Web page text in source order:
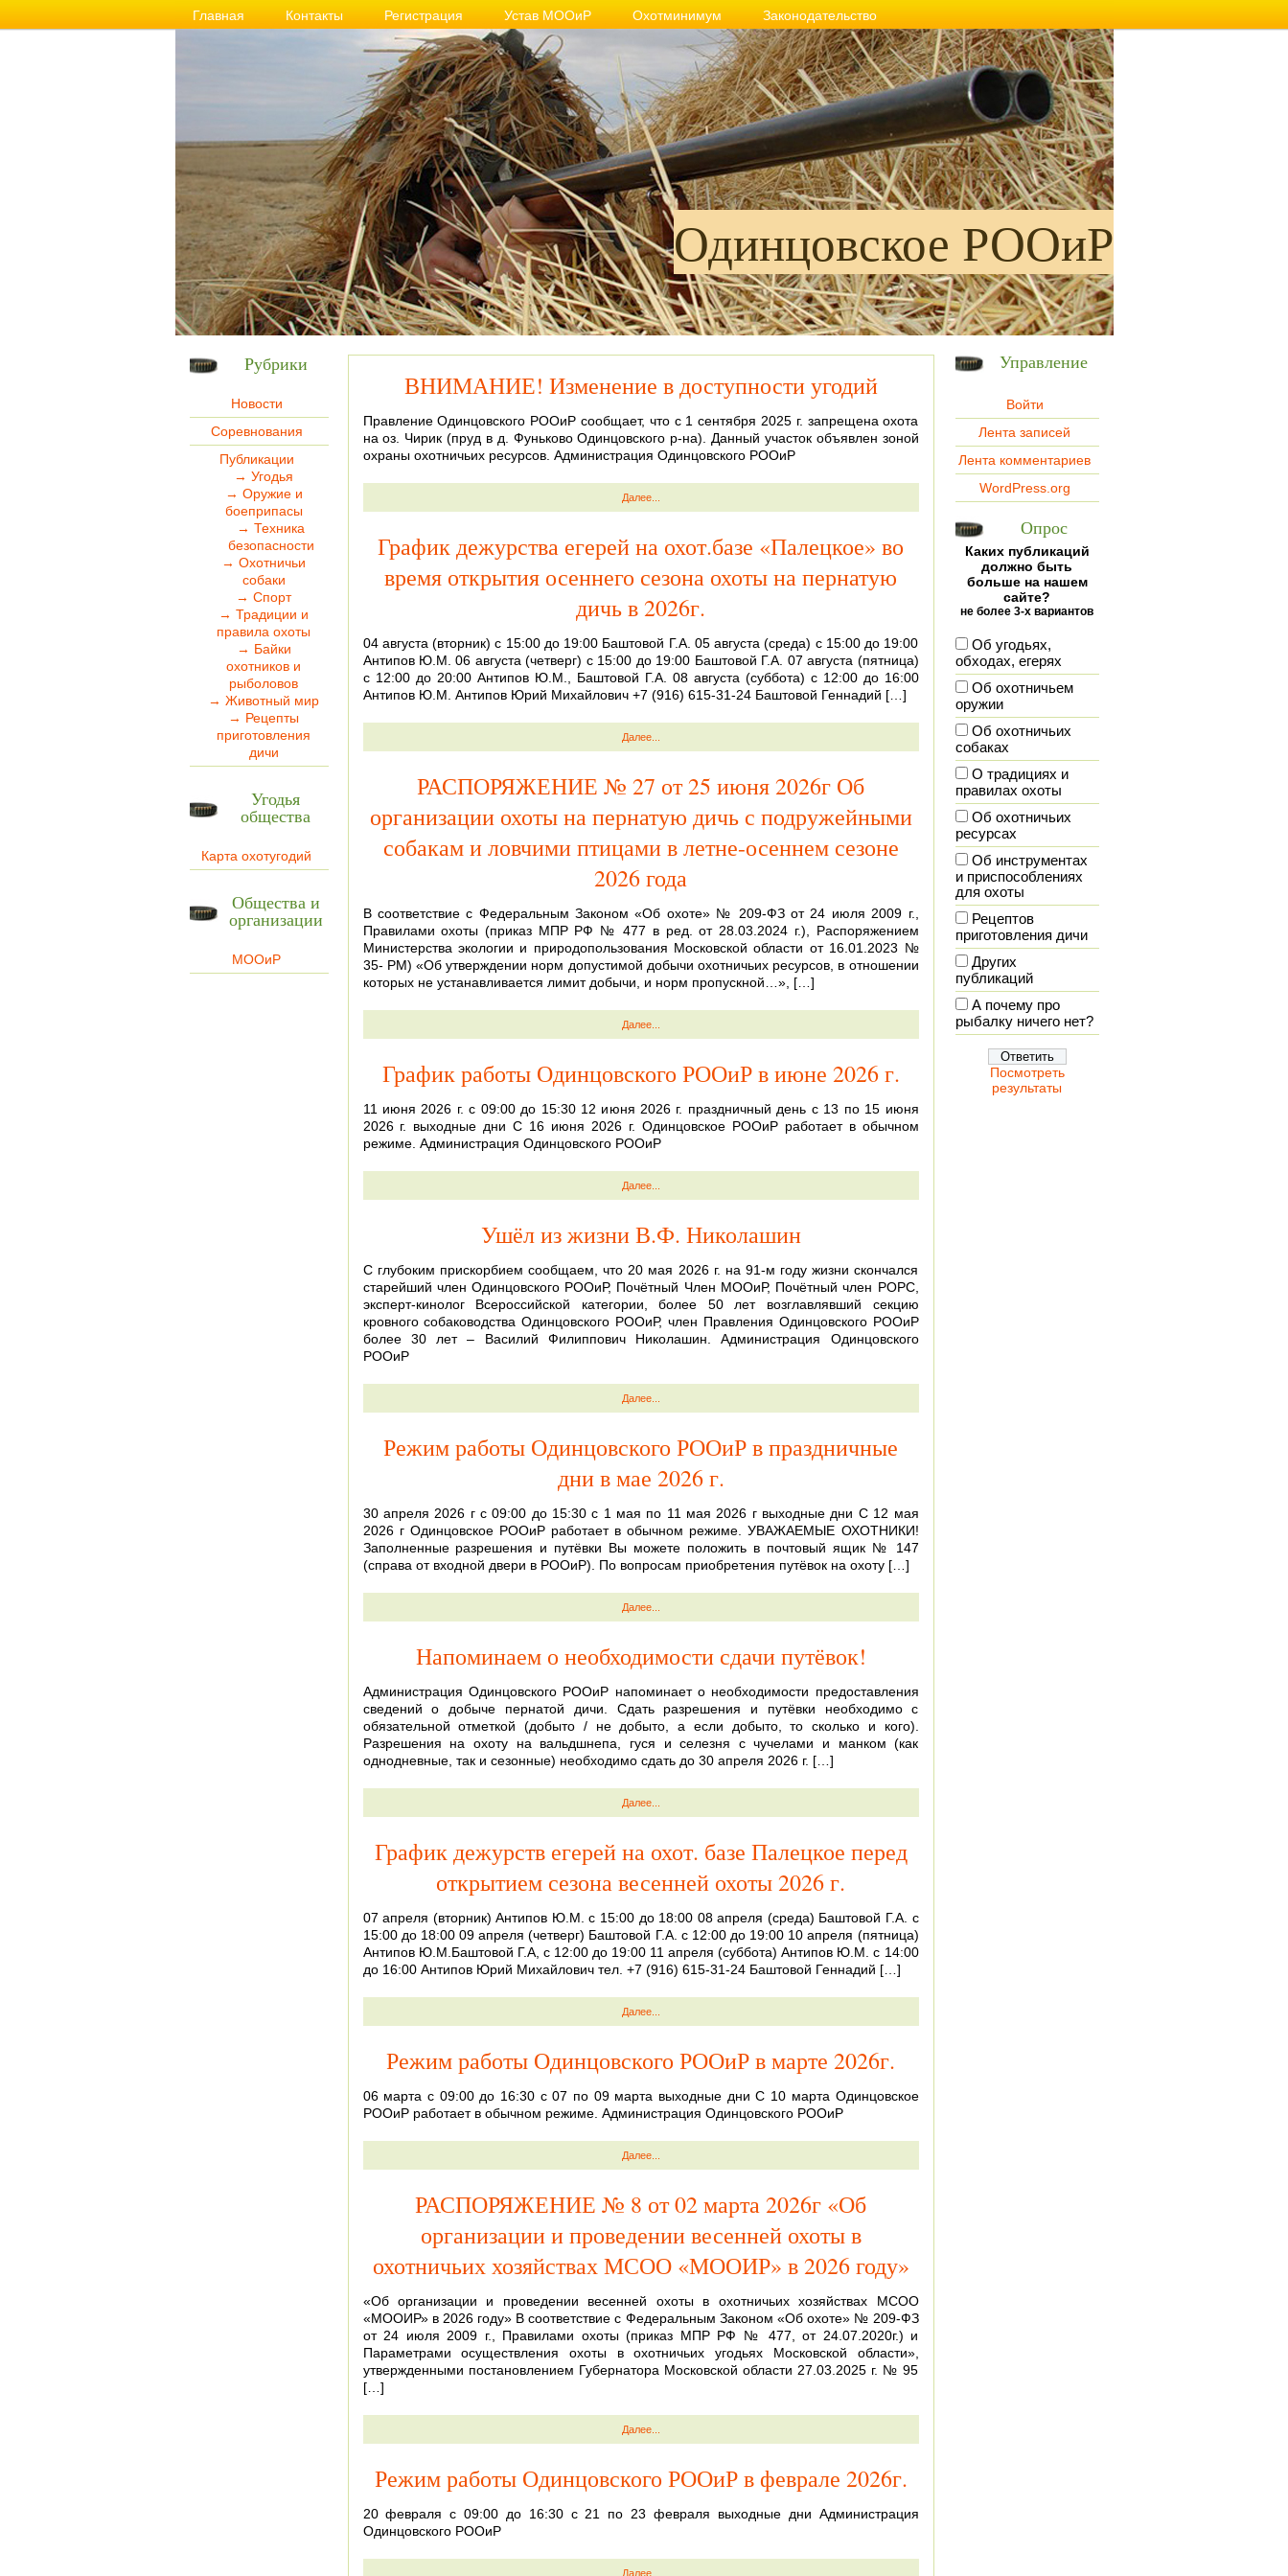
Главная Контакты Регистрация Устав МООиР Охотминимум Законодательство
Одинцовское РООиР
Рубрики
Новости
Соревнования
Публикации
→ Угодья
→ Оружие и
боеприпасы
→ Техника
безопасности
→ Охотничьи
собаки
→ Спорт
→ Традиции и
правила охоты
→ Байки
охотников и
рыболовов
→ Животный мир
→ Рецепты
приготовления
дичи
Угодья
общества
Карта охотугодий
Общества и
организации
МООиР
ВНИМАНИЕ! Изменение в доступности угодий
Правление Одинцовского РООиР сообщает, что с 1 сентября 2025 г. запрещена охота
на оз. Чирик (пруд в д. Фуньково Одинцовского р-на). Данный участок объявлен зоной
охраны охотничьих ресурсов. Администрация Одинцовского РООиР
Далее...
График дежурства егерей на охот.базе «Палецкое» во
время открытия осеннего сезона охоты на пернатую
дичь в 2026г.
04 августа (вторник) с 15:00 до 19:00 Баштовой Г.А. 05 августа (среда) с 15:00 до 19:00
Антипов Ю.М. 06 августа (четверг) с 15:00 до 19:00 Баштовой Г.А. 07 августа (пятница)
с 12:00 до 20:00 Антипов Ю.М., Баштовой Г.А. 08 августа (суббота) с 12:00 до 16:00
Антипов Ю.М. Антипов Юрий Михайлович +7 (916) 615-31-24 Баштовой Геннадий […]
Далее...
РАСПОРЯЖЕНИЕ № 27 от 25 июня 2026г Об
организации охоты на пернатую дичь с подружейными
собакам и ловчими птицами в летне-осеннем сезоне
2026 года
В соответствие с Федеральным Законом «Об охоте» № 209-ФЗ от 24 июля 2009 г.,
Правилами охоты (приказ МПР РФ № 477 в ред. от 28.03.2024 г.), Распоряжением
Министерства экологии и природопользования Московской области от 16.01.2023 №
35- РМ) «Об утверждении норм допустимой добычи охотничьих ресурсов, в отношении
которых не устанавливается лимит добычи, и норм пропускной…», […]
Далее...
График работы Одинцовского РООиР в июне 2026 г.
11 июня 2026 г. с 09:00 до 15:30 12 июня 2026 г. праздничный день с 13 по 15 июня
2026 г. выходные дни С 16 июня 2026 г. Одинцовское РООиР работает в обычном
режиме. Администрация Одинцовского РООиР
Далее...
Ушёл из жизни В.Ф. Николашин
С глубоким прискорбием сообщаем, что 20 мая 2026 г. на 91-м году жизни скончался
старейший член Одинцовского РООиР, Почётный Член МООиР, Почётный член РОРС,
эксперт-кинолог Всероссийской категории, более 50 лет возглавлявший секцию
кровного собаководства Одинцовского РООиР, член Правления Одинцовского РООиР
более 30 лет – Василий Филиппович Николашин. Администрация Одинцовского
РООиР
Далее...
Режим работы Одинцовского РООиР в праздничные
дни в мае 2026 г.
30 апреля 2026 г с 09:00 до 15:30 с 1 мая по 11 мая 2026 г выходные дни С 12 мая
2026 г Одинцовское РООиР работает в обычном режиме. УВАЖАЕМЫЕ ОХОТНИКИ!
Заполненные разрешения и путёвки Вы можете положить в почтовый ящик № 147
(справа от входной двери в РООиР). По вопросам приобретения путёвок на охоту […]
Далее...
Напоминаем о необходимости сдачи путёвок!
Администрация Одинцовского РООиР напоминает о необходимости предоставления
сведений о добыче пернатой дичи. Сдать разрешения и путёвки необходимо с
обязательной отметкой (добыто / не добыто, а если добыто, то сколько и кого).
Разрешения на охоту на вальдшнепа, гуся и селезня с чучелами и манком (как
однодневные, так и сезонные) необходимо сдать до 30 апреля 2026 г. […]
Далее...
График дежурств егерей на охот. базе Палецкое перед
открытием сезона весенней охоты 2026 г.
07 апреля (вторник) Антипов Ю.М. с 15:00 до 18:00 08 апреля (среда) Баштовой Г.А. с
15:00 до 18:00 09 апреля (четверг) Баштовой Г.А. с 12:00 до 19:00 10 апреля (пятница)
Антипов Ю.М.Баштовой Г.А, с 12:00 до 19:00 11 апреля (суббота) Антипов Ю.М. с 14:00
до 16:00 Антипов Юрий Михайлович тел. +7 (916) 615-31-24 Баштовой Геннадий […]
Далее...
Режим работы Одинцовского РООиР в марте 2026г.
06 марта с 09:00 до 16:30 с 07 по 09 марта выходные дни С 10 марта Одинцовское
РООиР работает в обычном режиме. Администрация Одинцовского РООиР
Далее...
РАСПОРЯЖЕНИЕ № 8 от 02 марта 2026г «Об
организации и проведении весенней охоты в
охотничьих хозяйствах МСОО «МООИР» в 2026 году»
«Об организации и проведении весенней охоты в охотничьих хозяйствах МСОО
«МООИР» в 2026 году» В соответствие с Федеральным Законом «Об охоте» № 209-ФЗ
от 24 июля 2009 г., Правилами охоты (приказ МПР РФ № 477, от 24.07.2020г.) и
Параметрами осуществления охоты в охотничьих угодьях Московской области»,
утвержденными постановлением Губернатора Московской области 27.03.2025 г. № 95
[…]
Далее...
Режим работы Одинцовского РООиР в феврале 2026г.
20 февраля с 09:00 до 16:30 с 21 по 23 февраля выходные дни Администрация
Одинцовского РООиР
Далее...
Управление
Войти
Лента записей
Лента комментариев
WordPress.org
Опрос
Каких публикаций
должно быть
больше на нашем
сайте?
не более 3-х вариантов
Об угодьях,
обходах, егерях
Об охотничьем
оружии
Об охотничьих
собаках
О традициях и
правилах охоты
Об охотничьих
ресурсах
Об инструментах
и приспособлениях
для охоты
Рецептов
приготовления дичи
Других
публикаций
А почему про
рыбалку ничего нет?
Посмотреть
результаты